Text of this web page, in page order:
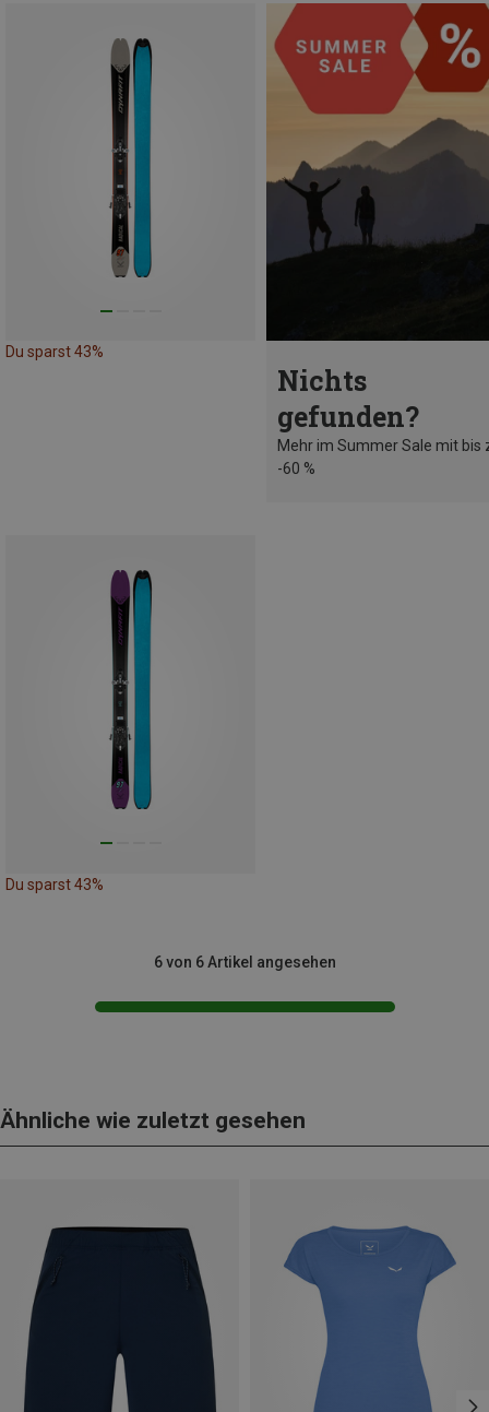
Du sparst 43%
Nichts
gefunden?
Mehr im Summer Sale mit bis
-60 %
Du sparst 43%
6 von 6 Artikel angesehen
Ähnliche wie zuletzt gesehen